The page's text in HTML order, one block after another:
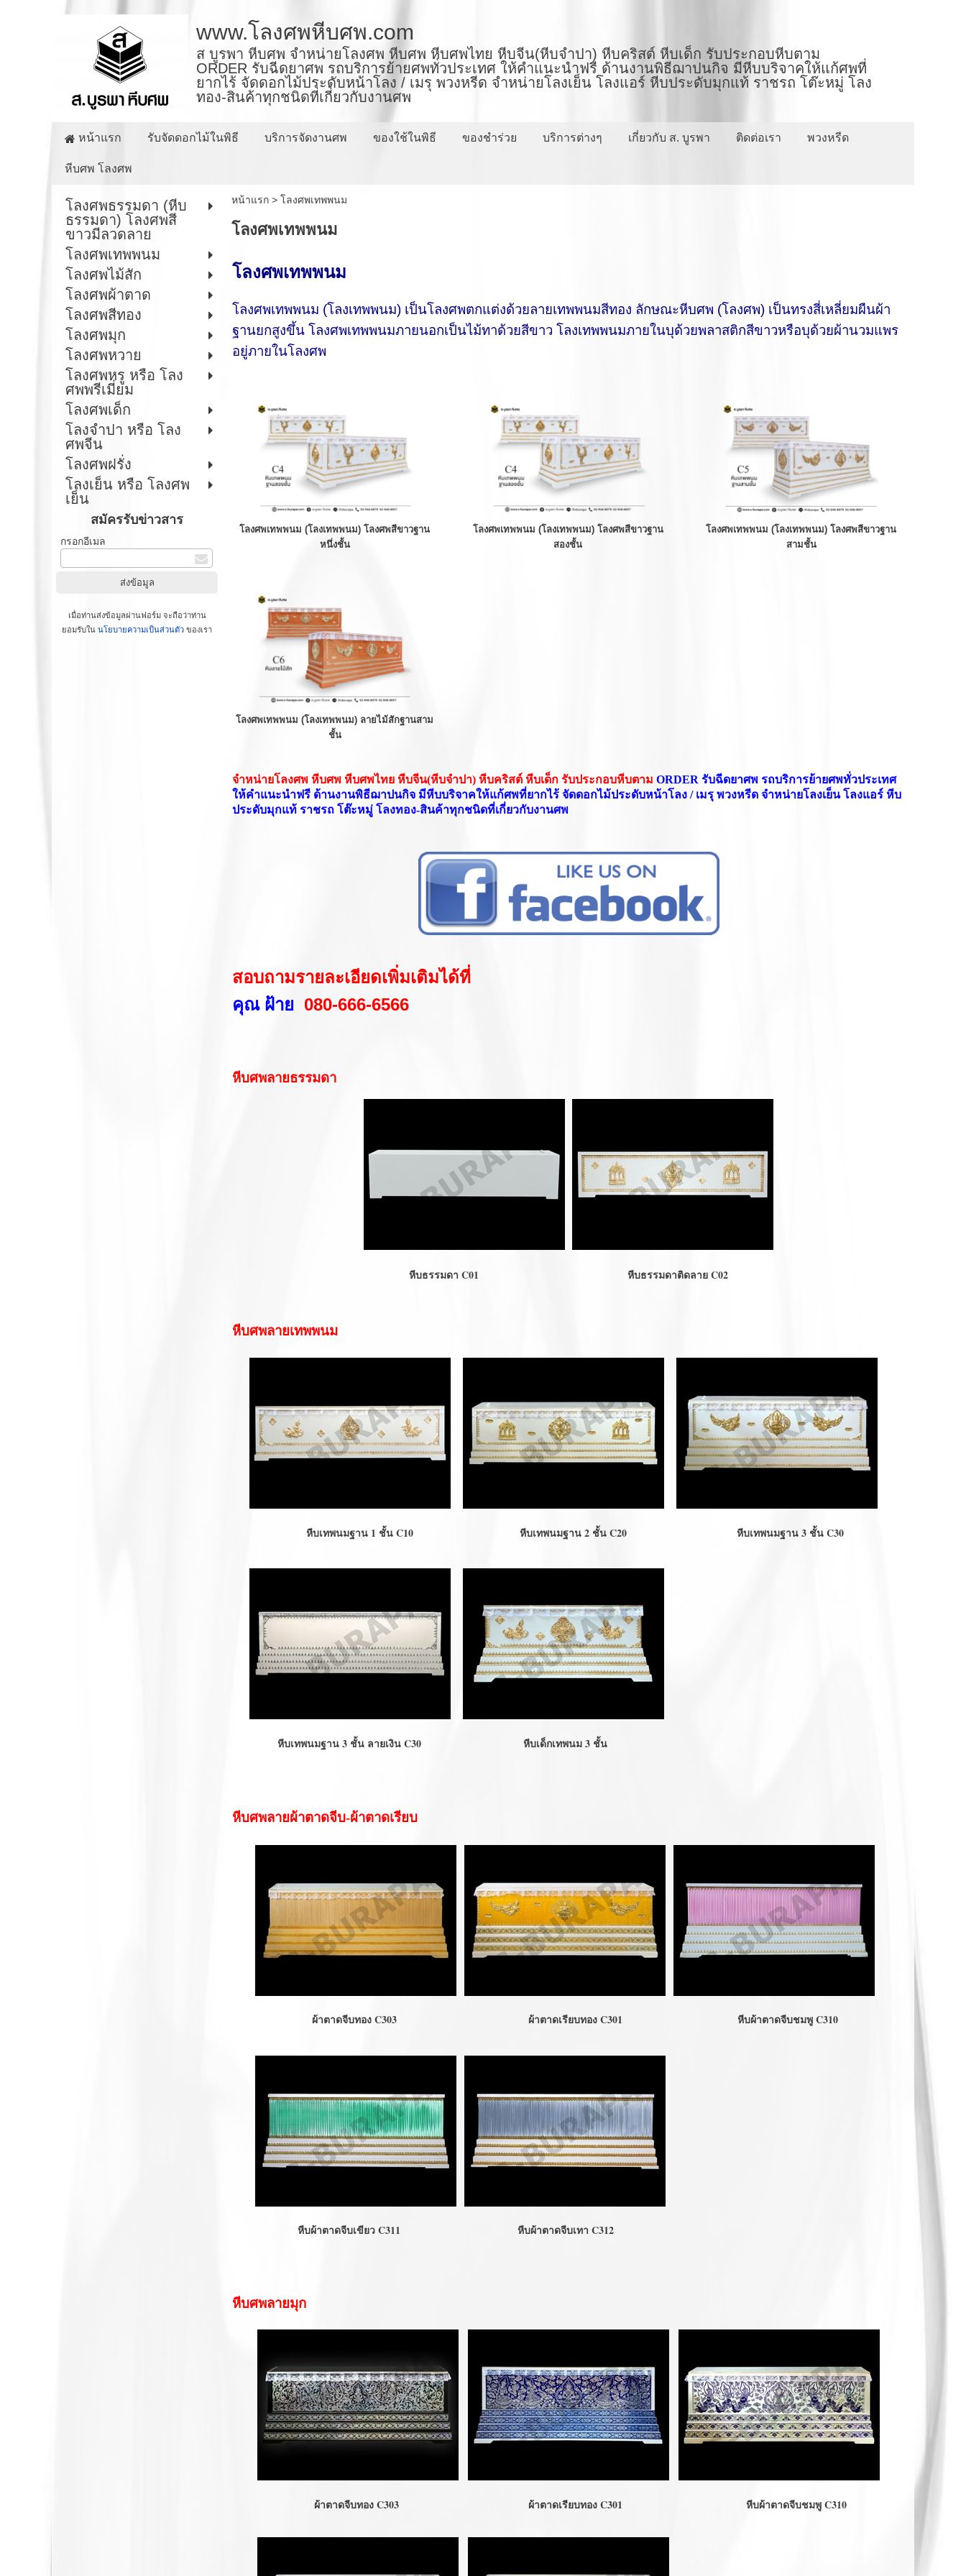
www.โลงศพหีบศพ.com
ส บูรพา หีบศพ จำหน่ายโลงศพ หีบศพ หีบศพไทย หีบจีน(หีบจำปา) หีบคริสต์ หีบเด็ก รับประกอบหีบตาม
ORDER รับฉีดยาศพ รถบริการย้ายศพทั่วประเทศ ให้คำแนะนำฟรี ด้านงานพิธีฌาปนกิจ มีหีบบริจาคให้แก้ศพที่
ยากไร้ จัดดอกไม้ประดับหน้าโลง / เมรุ พวงหรีด จำหน่ายโลงเย็น โลงแอร์ หีบประดับมุกแท้ ราชรถ โต๊ะหมู่ โลง
ทอง-สินค้าทุกชนิดที่เกี่ยวกับงานศพ
หน้าแรก รับจัดดอกไม้ในพิธี บริการจัดงานศพ ของใช้ในพิธี ของชำร่วย บริการต่างๆ เกี่ยวกับ ส. บูรพา ติดต่อเรา พวงหรีด
หีบศพ โลงศพ
โลงศพธรรมดา (หีบ
ธรรมดา) โลงศพสี
ขาวมีลวดลาย
โลงศพเทพพนม
โลงศพไม้สัก
โลงศพผ้าตาด
โลงศพสีทอง
โลงศพมุก
โลงศพหวาย
โลงศพหรู หรือ โลง
ศพพรีเมี่ยม
โลงศพเด็ก
โลงจำปา หรือ โลง
ศพจีน
โลงศพฝรั่ง
โลงเย็น หรือ โลงศพ
เย็น
สมัครรับข่าวสาร
กรอกอีเมล
เมื่อท่านส่งข้อมูลผ่านฟอร์ม จะถือว่าท่าน
ยอมรับใน นโยบายความเป็นส่วนตัวของเรา
หน้าแรก> โลงศพเทพพนม
โลงศพเทพพนม
โลงศพเทพพนม
โลงศพเทพพนม (โลงเทพพนม) เป็นโลงศพตกแต่งด้วยลายเทพพนมสีทอง ลักษณะหีบศพ (โลงศพ) เป็นทรงสี่เหลี่ยมผืนผ้า
ฐานยกสูงขึ้น โลงศพเทพพนมภายนอกเป็นไม้ทาด้วยสีขาว โลงเทพพนมภายในบุด้วยพลาสติกสีขาวหรือบุด้วยผ้านวมแพร
อยู่ภายในโลงศพ
โลงศพเทพพนม (โลงเทพพนม) โลงศพสีขาวฐาน
หนึ่งชั้น
โลงศพเทพพนม (โลงเทพพนม) โลงศพสีขาวฐาน
สองชั้น
โลงศพเทพพนม (โลงเทพพนม) โลงศพสีขาวฐาน
สามชั้น
โลงศพเทพพนม (โลงเทพพนม) ลายไม้สักฐานสาม
ชั้น
จำหน่ายโลงศพ หีบศพ หีบศพไทย หีบจีน(หีบจำปา) หีบคริสต์ หีบเด็ก รับประกอบหีบตาม ORDER รับฉีดยาศพ รถบริการย้ายศพทั่วประเทศ
ให้คำแนะนำฟรี ด้านงานพิธีฌาปนกิจ มีหีบบริจาคให้แก้ศพที่ยากไร้ จัดดอกไม้ประดับหน้าโลง / เมรุ พวงหรีด จำหน่ายโลงเย็น โลงแอร์ หีบ
ประดับมุกแท้ ราชรถ โต๊ะหมู่ โลงทอง-สินค้าทุกชนิดที่เกี่ยวกับงานศพ
สอบถามรายละเอียดเพิ่มเติมได้ที่
คุณ ฝ้าย 080-666-6566
หีบศพลายธรรมดา
หีบธรรมดา C01 หีบธรรมดาติดลาย C02
หีบศพลายเทพพนม
หีบเทพนมฐาน 1 ชั้น C10 หีบเทพนมฐาน 2 ชั้น C20 หีบเทพนมฐาน 3 ชั้น C30
หีบเทพนมฐาน 3 ชั้น ลายเงิน C30 หีบเด็กเทพนม 3 ชั้น
หีบศพลายผ้าตาดจีบ-ผ้าตาดเรียบ
ผ้าตาดจีบทอง C303 ผ้าตาดเรียบทอง C301 หีบผ้าตาดจีบชมพู C310
หีบผ้าตาดจีบเขียว C311 หีบผ้าตาดจีบเทา C312
หีบศพลายมุก
ผ้าตาดจีบทอง C303 ผ้าตาดเรียบทอง C301 หีบผ้าตาดจีบชมพู C310